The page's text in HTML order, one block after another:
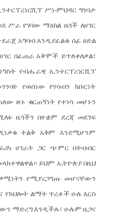
ሥነ-ምህዳር ግንባታ
ሥራ የገባው ማዕከል ዜጎች ለሀገር
አግባብ እንዲያፈልቁ ሰፊ ዕድል
በፈጠራ አቅሞች ይጥለቀለቃል፣
የብሔራዊ ኢንተርፕረነርሺፕ
የወሰነው የሃሳብን ክቡርነት
ጽኑ ቁርጠኝነት የተነሳ መሆኑን
ዜጎችን በተቋም ደረጃ መደገፍ
ትልቅ አቅም እንደሚሆንም
ሀገራት ጋር ጭምር በትብብር
ይህም ኢትዮጵያ በዚህ
የሚያረጋግጡ መሆናቸውን
የክህሎት ልማት ጥረቶች ሁሉ እርስ
ማድረግ እንዲችሉ፣ ሁሉም ዜጋና